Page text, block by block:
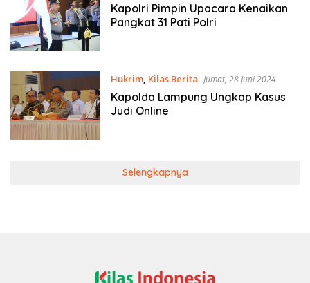
Kapolri Pimpin Upacara Kenaikan
Pangkat 31 Pati Polri
Hukrim, Kilas Berita Jumat, 28 Juni 2024
Kapolda Lampung Ungkap Kasus
Judi Online
Selengkapnya